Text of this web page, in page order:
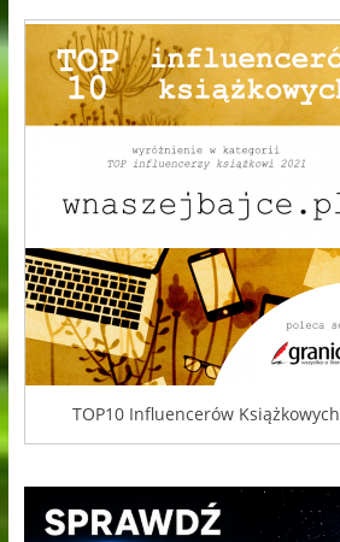
TOP10 Influencerów Książkowych